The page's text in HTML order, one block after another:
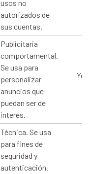
usos no
autorizados de
sus cuentas.
Publicitaria
comportamental.
Se usa para
personalizar
anuncios que
puedan ser de
interés.
Técnica. Se usa
para fines de
seguridad y
autenticación.